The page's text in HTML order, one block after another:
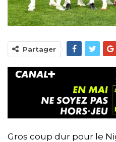
Partager
Gros coup dur pour le